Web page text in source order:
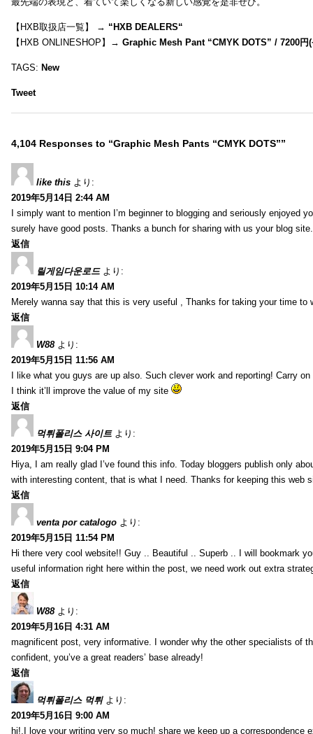
【HXB取扱店一覧】 → “HXB DEALERS“
【HXB ONLINESHOP】→ Graphic Mesh Pant “CMYK DOTS” / 7200円
TAGS: New
Tweet
4,104 Responses to “Graphic Mesh Pants “CMYK DOTS””
like this より:
2019年5月14日 2:44 AM
I simply want to mention I’m beginner to blogging and seriously enjoyed
surely have good posts. Thanks a bunch for sharing with us your blog site.
返信
릴게임다운로드 より:
2019年5月15日 10:14 AM
Merely wanna say that this is very useful , Thanks for taking your time to
返信
W88 より:
2019年5月15日 11:56 AM
I like what you guys are up also. Such clever work and reporting! Carry
I think it’ll improve the value of my site
返信
먹튀폴리스 사이트 より:
2019年5月15日 9:04 PM
Hiya, I am really glad I’ve found this info. Today bloggers publish only
with interesting content, that is what I need. Thanks for keeping this
返信
venta por catalogo より:
2019年5月15日 11:54 PM
Hi there very cool website!! Guy .. Beautiful .. Superb .. I will bookmark
useful information right here within the post, we need work out extra
返信
W88 より:
2019年5月16日 4:31 AM
magnificent post, very informative. I wonder why the other specialists of
confident, you’ve a great readers’ base already!
返信
먹튀폴리스 먹튀 より:
2019年5月16日 9:00 AM
hi!,I love your writing very so much! share we keep up a correspondence